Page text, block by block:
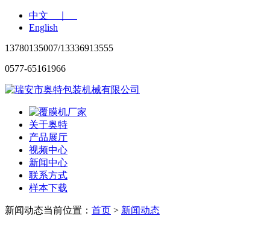
中文 ｜
English
13780135007/13336913555
0577-65161966
关于奥特
产品展厅
视频中心
新闻中心
联系方式
样本下载
新闻动态当前位置： 首页 > 新闻动态